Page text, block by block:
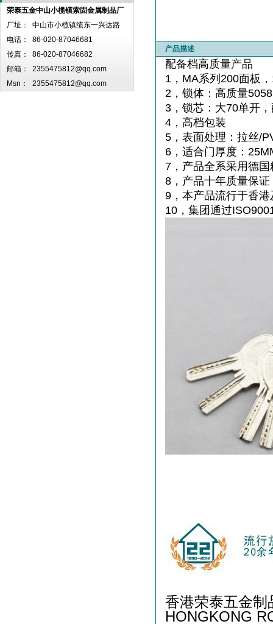
荣泰五金中山小榄镇索固金属制品厂
厂址：
中山市小榄镇绩东一兴达路
电话：
86-020-87046681
传真：
86-020-87046682
邮箱：
2355475812@qq.com
Msn：
2355475812@qq.com
产品描述
配备档高质量产品
1，MA系列200面板
2，锁体：高质量
3，锁芯：大70单开
4，高档包装
5，表面处理：拉丝/
6，适合门厚度：
7，产品全系采用德
8，产品十年质量保
9，本产品流行于香
10，集团通过
香港荣泰五金制
HONGKONG